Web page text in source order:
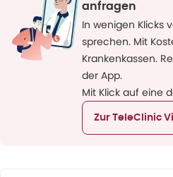
anfragen
In wenigen Klicks
sprechen. Mit
Krankenkassen.
der App.
Mit Klick auf eine
Zur TeleClinic